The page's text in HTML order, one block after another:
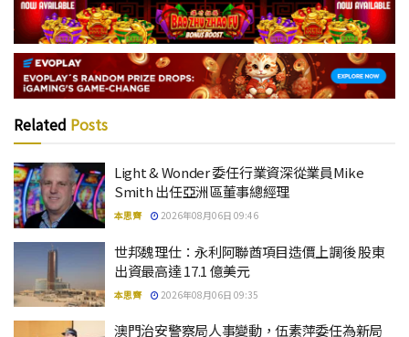
Related Posts
Light & Wonder 委任行業資深從業員Mike
Smith 出任亞洲區董事總經理
本思齊 2026年08月06日 09:46
世邦魏理仕：永利阿聯酋項目造價上調後 股東
出資最高達 17.1 億美元
本思齊 2026年08月06日 09:35
澳門治安警察局人事變動，伍素萍委任為新局